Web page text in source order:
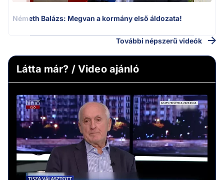
Németh Balázs: Megvan a kormány első áldozata!
További népszerű videók
Látta már? / Video ajánló